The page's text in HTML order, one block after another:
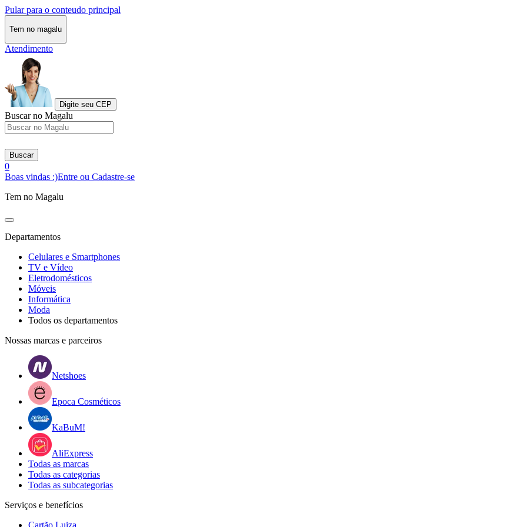
Pular para o conteudo principal
Tem no magalu
Atendimento
Digite seu CEP
Buscar no Magalu
Buscar
0
Boas vindas :)Entre ou Cadastre-se
Tem no Magalu
Departamentos
Celulares e Smartphones
TV e Vídeo
Eletrodomésticos
Móveis
Informática
Moda
Todos os departamentos
Nossas marcas e parceiros
Netshoes
Epoca Cosméticos
KaBuM!
AliExpress
Todas as marcas
Todas as categorias
Todas as subcategorias
Serviços e benefícios
Cartão Luiza